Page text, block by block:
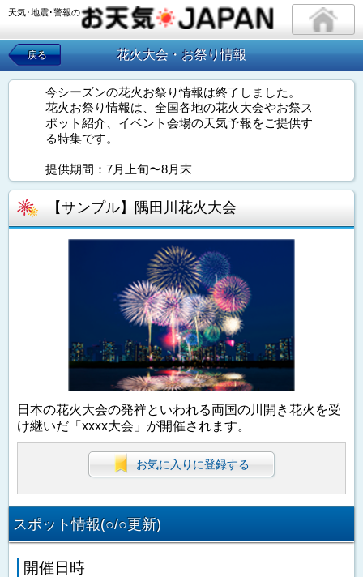
天気･地震･警報の
戻る 花火大会・お祭り情報
今シーズンの花火お祭り情報は終了しました。
花火お祭り情報は、全国各地の花火大会やお祭ス
ポット紹介、イベント会場の天気予報をご提供す
る特集です。
提供期間：7月上旬〜8月末
【サンプル】隅田川花火大会
日本の花火大会の発祥といわれる両国の川開き花火を受
け継いだ「xxxx大会」が開催されます。
お気に入りに登録する
スポット情報(○/○更新)
開催日時